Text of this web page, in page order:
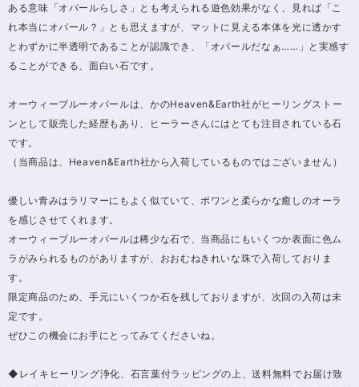
ある意味「オパールらしさ」とも考えられる遊色効果がなく、見れば「こ
れ本当にオパール？」とも思えますが、マットに見える本体を光に透かす
とわずかに半透明であることが認識でき、「オパールだなぁ……」と実感す
ることができる、面白い石です。
オーウィーブルーオパールは、かのHeaven&Earth社がヒーリングストー
ンとして販売した経歴もあり、ヒーラーさんにはとても注目されている石
です。
（当商品は、Heaven&Earth社から入荷しているものではございません）
優しい青みはラリマーにもよく似ていて、ポワンと柔らかな癒しのオーラ
を感じさせてくれます。
オーウィーブルーオパールは稀少な石で、当商品にもいくつか表面に色ム
ラがみられるものがありますが、おおむねきれいな珠で入荷しておりま
す。
限定商品のため、手元にいくつか石を残しておりますが、次回の入荷は未
定です。
ぜひこの機会にお手にとってみてくださいね。
◆レイキヒーリング浄化、石言葉付ラッピングの上、送料無料でお届け致